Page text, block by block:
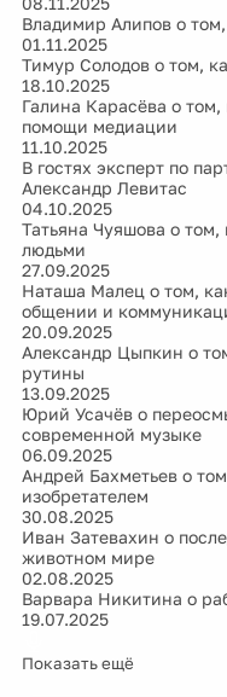
Владимир Алипов о
01.11.2025
Тимур Солодов о том,
18.10.2025
Галина Карасёва о
помощи медиации
11.10.2025
В гостях эксперт по
Александр Левитас
04.10.2025
Татьяна Чуяшова о
людьми
27.09.2025
Наташа Малец о том,
общении и
20.09.2025
Александр Цыпкин о
рутины
13.09.2025
Юрий Усачёв о
современной музыке
06.09.2025
Андрей Бахметьев о
изобретателем
30.08.2025
Иван Затевахин о
животном мире
02.08.2025
Варвара Никитина о
19.07.2025
Показать ещё